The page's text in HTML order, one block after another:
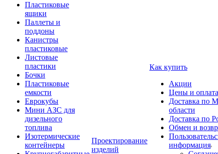
Пластиковые
ящики
Паллеты и
поддоны
Канистры
пластиковые
Листовые
пластики
Бочки
Пластиковые
емкости
Еврокубы
Мини АЗС для
дизельного
топлива
Изотермические
контейнеры
Проектирование
изделий
Как купить
Акции
Цены и оплата
Доставка по
области
Доставка по
Обмен и
информация